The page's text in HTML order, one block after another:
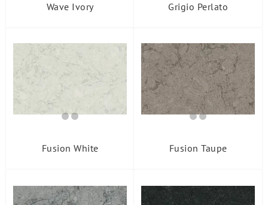
Wave Ivory Grigio Perlato
Fusion White Fusion Taupe